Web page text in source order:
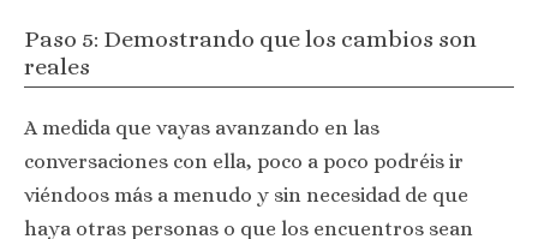
Paso 5: Demostrando que los cambios son
reales
A medida que vayas avanzando en las
conversaciones con ella, poco a poco podréis ir
viéndoos más a menudo y sin necesidad de que
haya otras personas o que los encuentros sean